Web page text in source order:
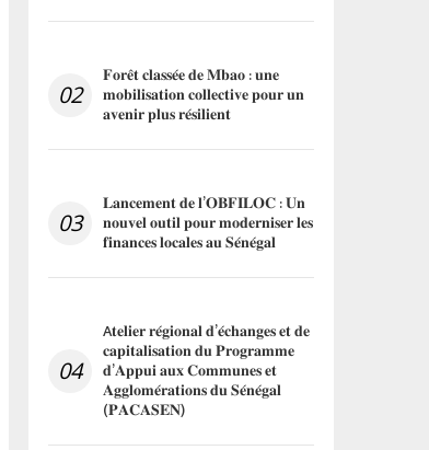
02
𝐅𝐨𝐫𝐞̂𝐭 𝐜𝐥𝐚𝐬𝐬𝐞́𝐞 𝐝𝐞 𝐌𝐛𝐚𝐨 : 𝐮𝐧𝐞
𝐦𝐨𝐛𝐢𝐥𝐢𝐬𝐚𝐭𝐢𝐨𝐧 𝐜𝐨𝐥𝐥𝐞𝐜𝐭𝐢𝐯𝐞 𝐩𝐨𝐮𝐫 𝐮𝐧
𝐚𝐯𝐞𝐧𝐢𝐫 𝐩𝐥𝐮𝐬 𝐫𝐞́𝐬𝐢𝐥𝐢𝐞𝐧𝐭
03
𝐋𝐚𝐧𝐜𝐞𝐦𝐞𝐧𝐭 𝐝𝐞 𝐥’𝐎𝐁𝐅𝐈𝐋𝐎𝐂 : 𝐔𝐧
𝐧𝐨𝐮𝐯𝐞𝐥 𝐨𝐮𝐭𝐢𝐥 𝐩𝐨𝐮𝐫 𝐦𝐨𝐝𝐞𝐫𝐧𝐢𝐬𝐞𝐫 𝐥𝐞𝐬
𝐟𝐢𝐧𝐚𝐧𝐜𝐞𝐬 𝐥𝐨𝐜𝐚𝐥𝐞𝐬 𝐚𝐮 𝐒𝐞́𝐧𝐞́𝐠𝐚𝐥
04
A𝐭𝐞𝐥𝐢𝐞𝐫 𝐫𝐞́𝐠𝐢𝐨𝐧𝐚𝐥 𝐝’𝐞́𝐜𝐡𝐚𝐧𝐠𝐞𝐬 𝐞𝐭 𝐝𝐞
𝐜𝐚𝐩𝐢𝐭𝐚𝐥𝐢𝐬𝐚𝐭𝐢𝐨𝐧 𝐝𝐮 𝐏𝐫𝐨𝐠𝐫𝐚𝐦𝐦𝐞
𝐝’𝐀𝐩𝐩𝐮𝐢 𝐚𝐮𝐱 𝐂𝐨𝐦𝐦𝐮𝐧𝐞𝐬 𝐞𝐭
𝐀𝐠𝐠𝐥𝐨𝐦𝐞́𝐫𝐚𝐭𝐢𝐨𝐧𝐬 𝐝𝐮 𝐒𝐞́𝐧𝐞́𝐠𝐚𝐥
(𝐏𝐀𝐂𝐀𝐒𝐄𝐍)